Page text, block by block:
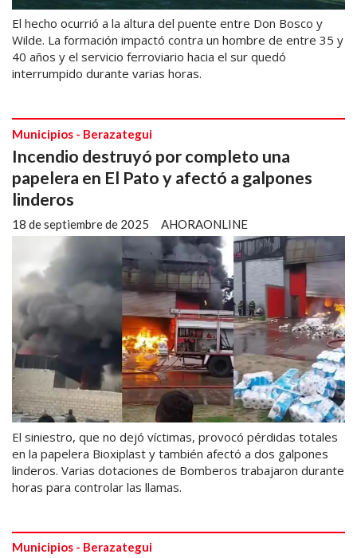
El hecho ocurrió a la altura del puente entre Don Bosco y
Wilde. La formación impactó contra un hombre de entre 35 y
40 años y el servicio ferroviario hacia el sur quedó
interrumpido durante varias horas.
Incendio destruyó por completo una
papelera en El Pato y afectó a galpones
linderos
AHORAONLINE
Municipios - Berazategui
18 de septiembre de 2025
El siniestro, que no dejó víctimas, provocó pérdidas totales
en la papelera Bioxiplast y también afectó a dos galpones
linderos. Varias dotaciones de Bomberos trabajaron durante
horas para controlar las llamas.
Municipios - Berazategui